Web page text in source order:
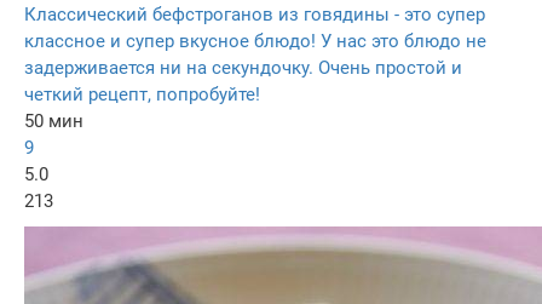
Классический бефстроганов из говядины - это супер
классное и супер вкусное блюдо! У нас это блюдо не
задерживается ни на секундочку. Очень простой и
четкий рецепт, попробуйте!
50 мин
9
5.0
213